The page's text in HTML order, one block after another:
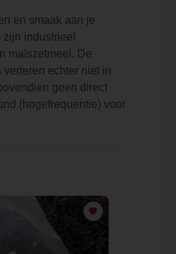
en smaak aan je
industrieel
maïszetmeel. De
echter niet in
geen direct
(hogefrequentie) voor